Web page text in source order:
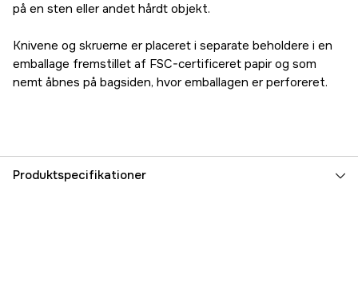
på en sten eller andet hårdt objekt.
Knivene og skruerne er placeret i separate beholdere i en
emballage fremstillet af FSC-certificeret papir og som
nemt åbnes på bagsiden, hvor emballagen er perforeret.
Produktspecifikationer